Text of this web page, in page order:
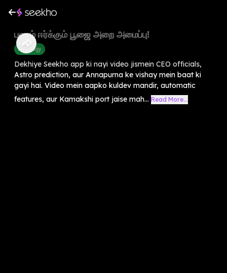
பணம் ஈர்க்கும் பூஜை அறை அமைப்பு!
Astrology
Dekhiye Seekho app ki nayi video jismein CEO officials,
Astro prediction, aur Annapurna ke vishay mein baat ki
gayi hai. Video mein aapko kuldev mandir, automatic
features, aur Kamakshi port jaise mah... Read More...